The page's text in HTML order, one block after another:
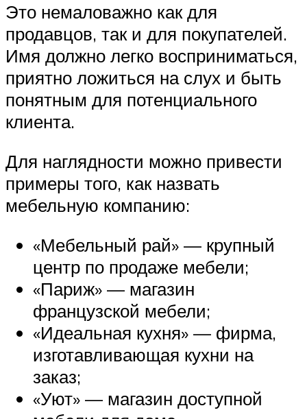
Это немаловажно как для
продавцов, так и для покупателей.
Имя должно легко восприниматься,
приятно ложиться на слух и быть
понятным для потенциального
клиента.
Для наглядности можно привести
примеры того, как назвать
мебельную компанию:
«Мебельный рай» — крупный
центр по продаже мебели;
«Париж» — магазин
французской мебели;
«Идеальная кухня» — фирма,
изготавливающая кухни на
заказ;
«Уют» — магазин доступной